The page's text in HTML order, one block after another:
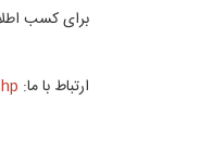
برای کسب
ارتباط با ما: